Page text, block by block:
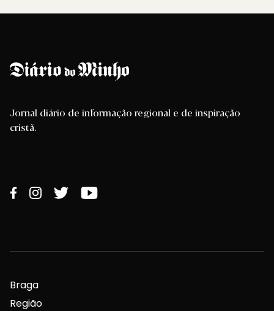
Jornal diário de informação regional e de inspiração
cristã.
Braga
Região